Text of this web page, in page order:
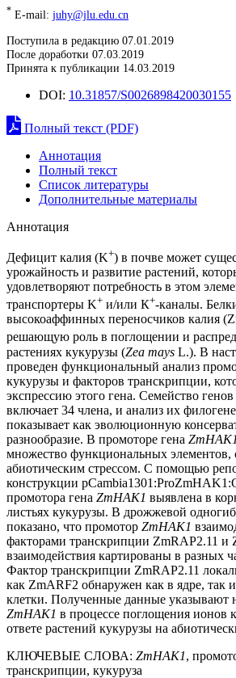
* E-mail: juhy@jlu.edu.cn
Поступила в редакцию 07.01.2019
После доработки 07.03.2019
Принята к публикации 14.03.2019
DOI: 10.31857/S0026898420030155
Полный текст (PDF)
Аннотация
Полный текст
Список литературы
Дополнительные материалы
Аннотация
Дефицит калия (K+) в почве может
урожайность и развитие растений,
удовлетворяют потребность в этом
транспортеры K+ и/или К+-каналы.
высокоаффинных переносчиков калия
решающую роль в поглощении и
растениях кукурузы (Zea mays L.). В
проведен функциональный анализ
кукурузы и факторов транскрипции,
экспрессию этого гена. Семейство генов
включает 34 члена, и анализ их
показывает как эволюционную
разнообразие. В промоторе гена ZmHAK1
множество функциональных элементов,
абиотическим стрессом. С помощью
конструкции
промотора гена ZmHAK1 выявлена в
листьях кукурузы. В дрожжевой
показано, что промотор ZmHAK1
факторами транскрипции ZmRAP2.11 и
взаимодействия картированы в разных
Фактор транскрипции ZmRAP2.11
как ZmARF2 обнаружен как в ядре, так
клетки. Полученные данные указывают
ZmHAK1 в процессе поглощения ионов
ответе растений кукурузы на
КЛЮЧЕВЫЕ СЛОВА: ZmHAK1,
транскрипции, кукуруза